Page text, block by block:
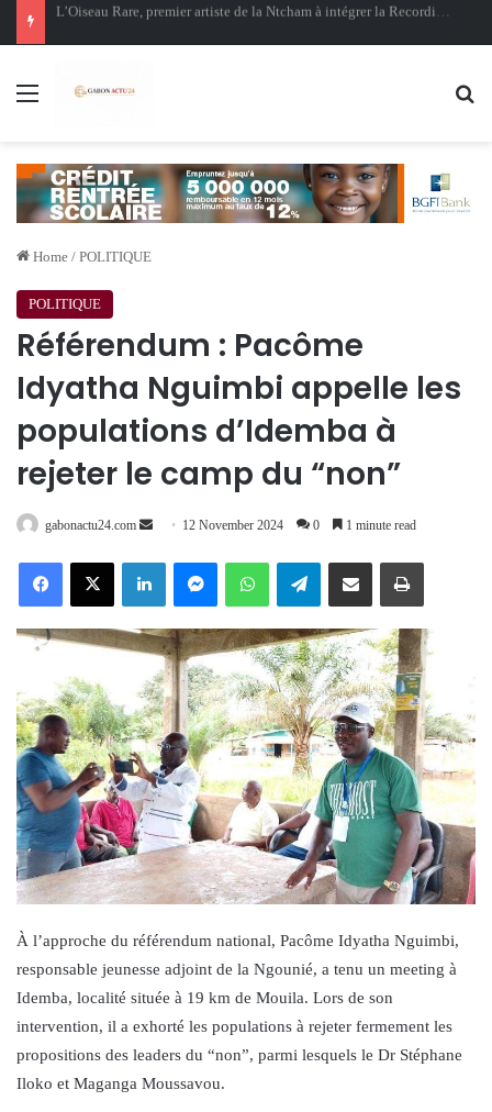
Oligui Nguema au Ghana : Libreville mise sur Accra pour renforcer sa stratégie diplomatique et économique
Menu
Home / POLITIQUE
POLITIQUE
Référendum : Pacôme
Idyatha Nguimbi appelle les
populations d’Idemba à
rejeter le camp du “non”
gabonactu24.com
Send 12 November 2024 0 1 minute read
FacebookX LinkedInMessengerWhatsAppTelegramShare via Email Print
À l’approche du référendum national, Pacôme Idyatha Nguimbi,
responsable jeunesse adjoint de la Ngounié, a tenu un meeting à
Idemba, localité située à 19 km de Mouila. Lors de son
intervention, il a exhorté les populations à rejeter fermement les
propositions des leaders du “non”, parmi lesquels le Dr Stéphane
Iloko et Maganga Moussavou.